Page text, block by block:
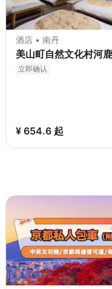
酒店 • 南丹
美山町自然文化村河
立即确认
¥ 654.6 起